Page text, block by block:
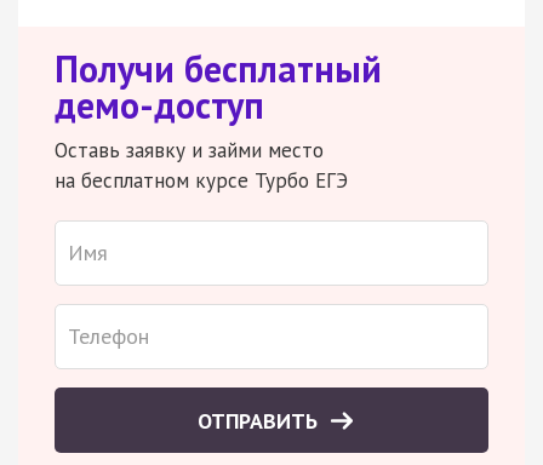
Получи бесплатный
демо-доступ
Оставь заявку и займи место
на бесплатном курсе Турбо ЕГЭ
ОТПРАВИТЬ